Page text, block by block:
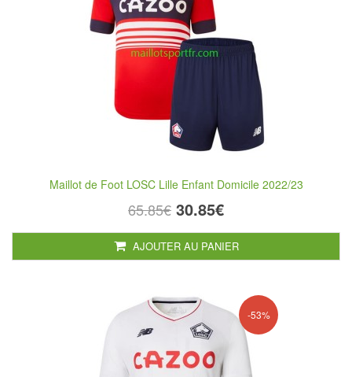
Maillot de Foot LOSC Lille Enfant Domicile 2022/23
65.85€ 30.85€
AJOUTER AU PANIER
-53%